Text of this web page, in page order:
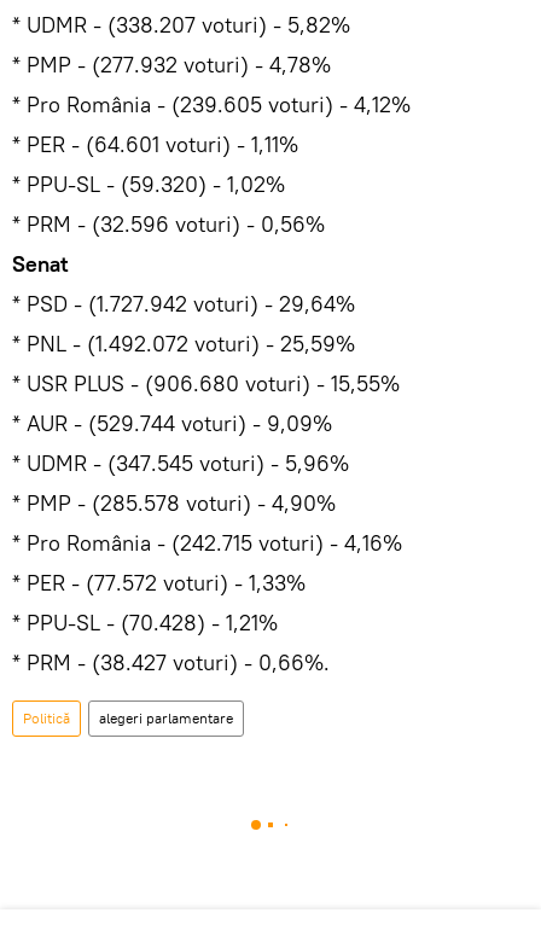
* UDMR - (338.207 voturi) - 5,82%
* PMP - (277.932 voturi) - 4,78%
* Pro România - (239.605 voturi) - 4,12%
* PER - (64.601 voturi) - 1,11%
* PPU-SL - (59.320) - 1,02%
* PRM - (32.596 voturi) - 0,56%
Senat
* PSD - (1.727.942 voturi) - 29,64%
* PNL - (1.492.072 voturi) - 25,59%
* USR PLUS - (906.680 voturi) - 15,55%
* AUR - (529.744 voturi) - 9,09%
* UDMR - (347.545 voturi) - 5,96%
* PMP - (285.578 voturi) - 4,90%
* Pro România - (242.715 voturi) - 4,16%
* PER - (77.572 voturi) - 1,33%
* PPU-SL - (70.428) - 1,21%
* PRM - (38.427 voturi) - 0,66%.
Politică alegeri parlamentare